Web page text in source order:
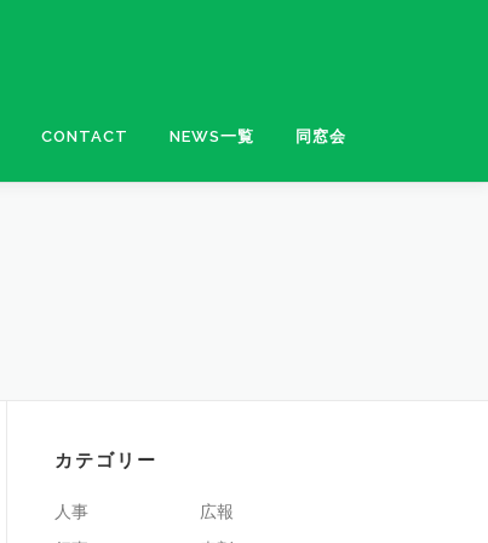
CONTACT NEWS一覧 同窓会
カテゴリー
人事
広報